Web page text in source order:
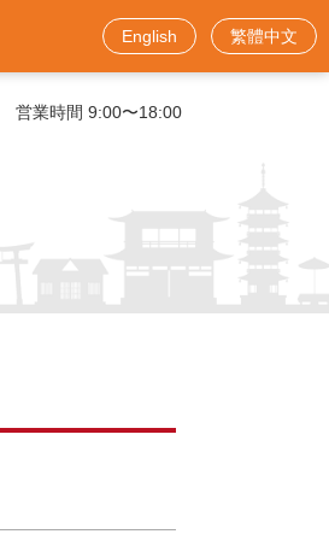
English 繁體中文
営業時間 9:00〜18:00